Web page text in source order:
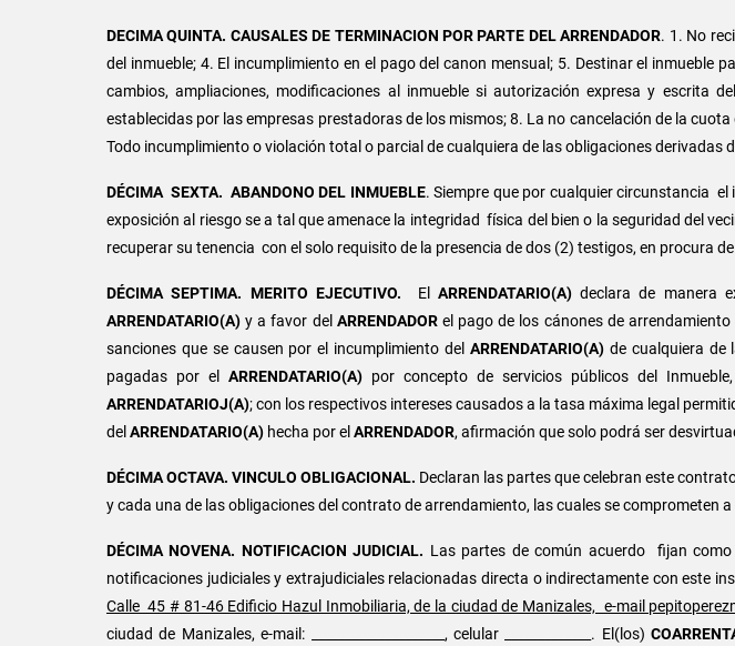
DECIMA QUINTA. CAUSALES DE TERMINACION POR PARTE DEL ARRENDADOR. 1. No
del inmueble; 4. El incumplimiento en el pago del canon mensual; 5. Destinar el
cambios, ampliaciones, modificaciones al inmueble si autorización expresa y escrita del
establecidas por las empresas prestadoras de los mismos; 8. La no cancelación de la
Todo incumplimiento o violación total o parcial de cualquiera de las obligaciones derivadas
DÉCIMA SEXTA. ABANDONO DEL INMUEBLE. Siempre que por cualquier circunstancia
exposición al riesgo se a tal que amenace la integridad física del bien o la seguridad del
recuperar su tenencia con el solo requisito de la presencia de dos (2) testigos, en procura
DÉCIMA SEPTIMA. MERITO EJECUTIVO. El ARRENDATARIO(A)declara de manera
ARRENDATARIO(A) y a favor del ARRENDADORel pago de los cánones de
sanciones que se causen por el incumplimiento del ARRENDATARIO(A)de cualquiera de
pagadas por el ARRENDATARIO(A) por concepto de servicios públicos del
ARRENDATARIOJ(A); con los respectivos intereses causados a la tasa máxima legal
del ARRENDATARIO(A) hecha por el ARRENDADOR, afirmación que solo podrá ser
DÉCIMA OCTAVA. VINCULO OBLIGACIONAL. Declaran las partes que celebran este
y cada una de las obligaciones del contrato de arrendamiento, las cuales se comprometen
DÉCIMA NOVENA. NOTIFICACION JUDICIAL. Las partes de común acuerdo fijan
notificaciones judiciales y extrajudiciales relacionadas directa o indirectamente con este
Calle 45 # 81-46 Edificio Hazul Inmobiliaria, de la ciudad de Manizales, e-mail
ciudad de Manizales, e-mail: ____________________, celular _____________. El(los)